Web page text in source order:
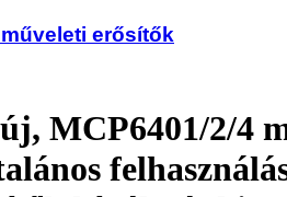
erősítők
MCP6401/2/4